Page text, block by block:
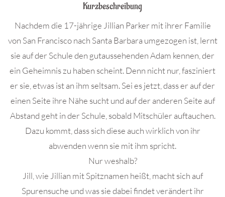
Kurzbeschreibung
Nachdem die 17-jährige Jillian Parker mit ihrer Familie
von San Francisco nach Santa Barbara umgezogen ist, lernt
sie auf der Schule den gutaussehenden Adam kennen, der
ein Geheimnis zu haben scheint. Denn nicht nur, fasziniert
er sie, etwas ist an ihm seltsam. Sei es jetzt, dass er auf der
einen Seite ihre Nähe sucht und auf der anderen Seite auf
Abstand geht in der Schule, sobald Mitschüler auftauchen.
Dazu kommt, dass sich diese auch wirklich von ihr
abwenden wenn sie mit ihm spricht.
Nur weshalb?
Jill, wie Jillian mit Spitznamen heißt, macht sich auf
Spurensuche und was sie dabei findet verändert ihr